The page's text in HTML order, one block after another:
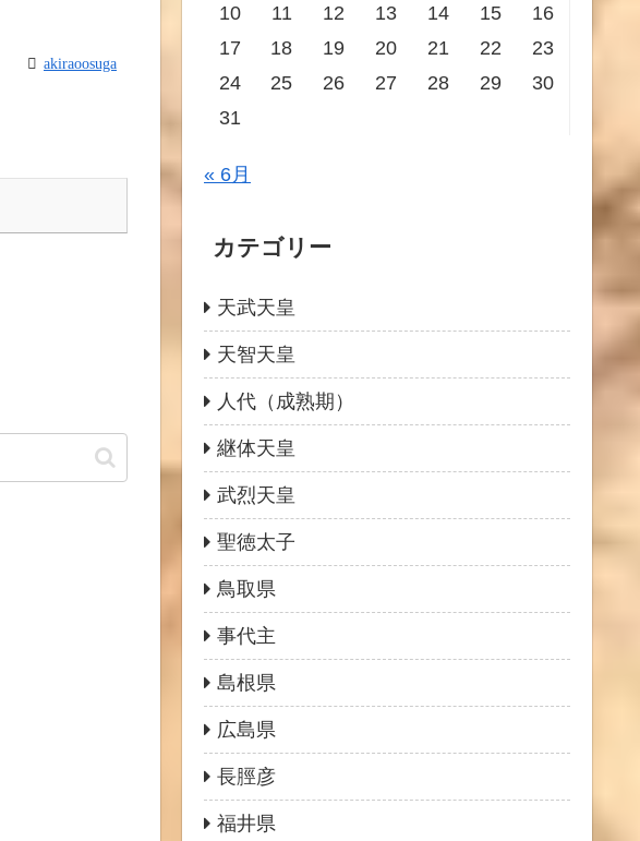
akiraoosuga
10
11 12 13 14 15
16
17
18 19 20 21 22
23
24
25 26 27 28 29
30
31
« 6月
カテゴリー
天武天皇
天智天皇
人代（成熟期）
継体天皇
武烈天皇
聖徳太子
鳥取県
事代主
島根県
広島県
長脛彦
福井県